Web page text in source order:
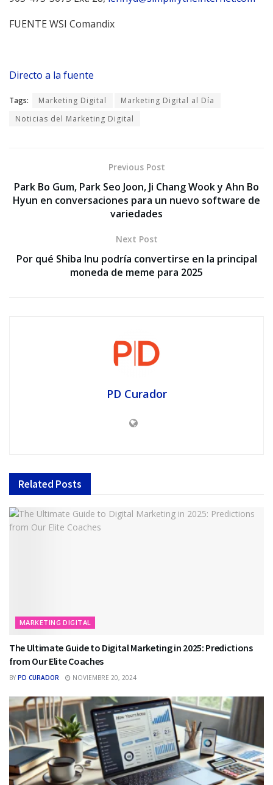
FUENTE WSI Comandix
Directo a la fuente
Tags: Marketing Digital
Marketing Digital al Día
Noticias del Marketing Digital
Previous Post
Park Bo Gum, Park Seo Joon, Ji Chang Wook y Ahn Bo
Hyun en conversaciones para un nuevo software de
variedades
Next Post
Por qué Shiba Inu podría convertirse en la principal
moneda de meme para 2025
PD Curador
Related Posts
MARKETING DIGITAL
The Ultimate Guide to Digital Marketing in 2025: Predictions
from Our Elite Coaches
BY PD CURADOR NOVIEMBRE 20, 2024